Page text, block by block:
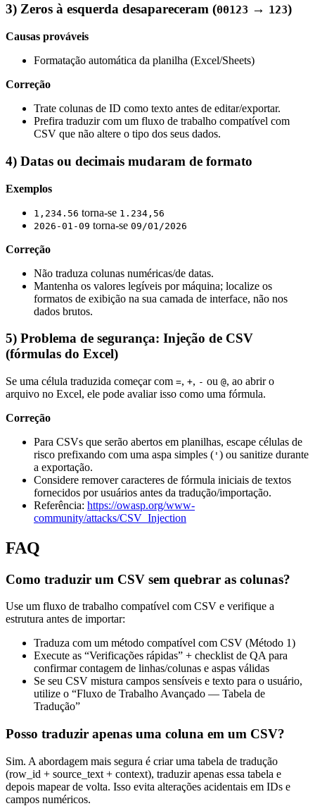
3) Zeros à esquerda desapareceram (00123 → 123)
Causas prováveis
Formatação automática da planilha (Excel/Sheets)
Correção
Trate colunas de ID como texto antes de editar/exportar.
Prefira traduzir com um fluxo de trabalho compatível com
CSV que não altere o tipo dos seus dados.
4) Datas ou decimais mudaram de formato
Exemplos
1,234.56 torna-se 1.234,56
2026-01-09 torna-se 09/01/2026
Correção
Não traduza colunas numéricas/de datas.
Mantenha os valores legíveis por máquina; localize os
formatos de exibição na sua camada de interface, não nos
dados brutos.
5) Problema de segurança: Injeção de CSV
(fórmulas do Excel)
Se uma célula traduzida começar com =, +, - ou @, ao abrir o
arquivo no Excel, ele pode avaliar isso como uma fórmula.
Correção
Para CSVs que serão abertos em planilhas, escape células de
risco prefixando com uma aspa simples ( ' ) ou sanitize durante
a exportação.
Considere remover caracteres de fórmula iniciais de textos
fornecidos por usuários antes da tradução/importação.
Referência: https://owasp.org/www-
community/attacks/CSV_Injection
FAQ
Como traduzir um CSV sem quebrar as colunas?
Use um fluxo de trabalho compatível com CSV e verifique a
estrutura antes de importar:
Traduza com um método compatível com CSV (Método 1)
Execute as “Verificações rápidas” + checklist de QA para
confirmar contagem de linhas/colunas e aspas válidas
Se seu CSV mistura campos sensíveis e texto para o usuário,
utilize o “Fluxo de Trabalho Avançado — Tabela de
Tradução”
Posso traduzir apenas uma coluna em um CSV?
Sim. A abordagem mais segura é criar uma tabela de tradução
(row_id + source_text + context), traduzir apenas essa tabela e
depois mapear de volta. Isso evita alterações acidentais em IDs e
campos numéricos.